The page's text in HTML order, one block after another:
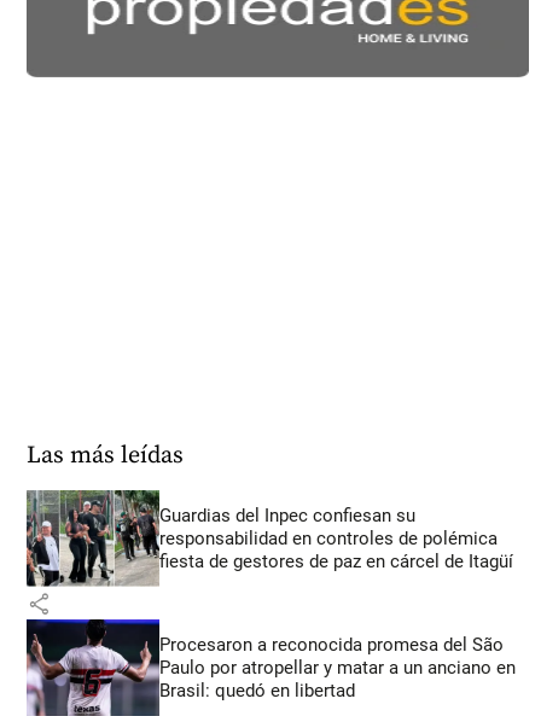
Las más leídas
Guardias del Inpec confiesan su
responsabilidad en controles de polémica
fiesta de gestores de paz en cárcel de Itagüí
share
Procesaron a reconocida promesa del São
Paulo por atropellar y matar a un anciano en
Brasil: quedó en libertad